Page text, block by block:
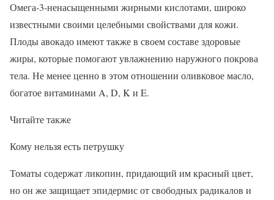
Омега-3-ненасыщенными жирными кислотами, широко
известными своими целебными свойствами для кожи.
Плоды авокадо имеют также в своем составе здоровые
жиры, которые помогают увлажнению наружного покрова
тела. Не менее ценно в этом отношении оливковое масло,
богатое витаминами A, D, K и E.
Читайте также
Кому нельзя есть петрушку
Томаты содержат ликопин, придающий им красный цвет,
но он же защищает эпидермис от свободных радикалов и